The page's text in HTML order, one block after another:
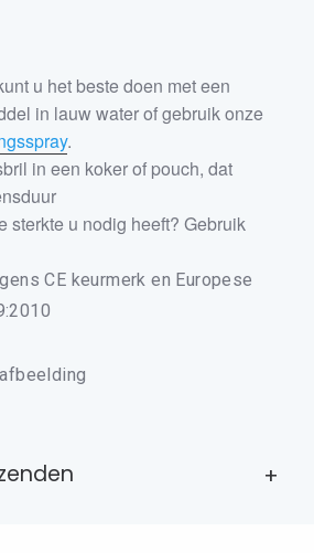
u het beste doen met een
in lauw water of gebruik onze
.
in een koker of pouch, dat
sterkte u nodig heeft? Gebruik
CE keurmerk en Europese